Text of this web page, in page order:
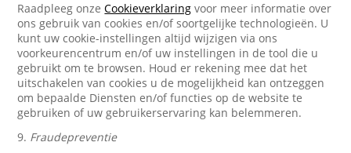
Raadpleeg onzeCookieverklaring voor meer informatie over
ons gebruik van cookies en/of soortgelijke technologieën. U
kunt uw cookie-instellingen altijd wijzigen via ons
voorkeurencentrum en/of uw instellingen in de tool die u
gebruikt om te browsen. Houd er rekening mee dat het
uitschakelen van cookies u de mogelijkheid kan ontzeggen
om bepaalde Diensten en/of functies op de website te
gebruiken of uw gebruikerservaring kan belemmeren.
9. Fraudepreventie